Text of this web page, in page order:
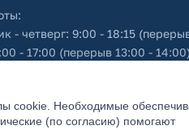
- четверг: 9:00 - 18:15
- 17:00 (перерыв 13:00 -
персональных данных
cookie. Необходимые
(по согласию) помогают